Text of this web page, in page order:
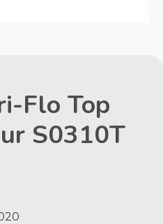
Flo Top
S0310T